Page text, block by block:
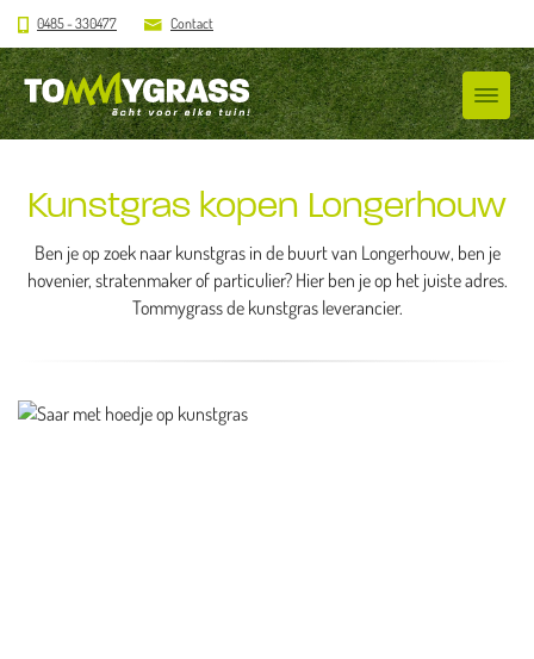
0485 - 330477 Contact
Kunstgras kopen Longerhouw
Ben je op zoek naar kunstgras in de buurt van Longerhouw, ben je
hovenier, stratenmaker of particulier? Hier ben je op het juiste adres.
Tommygrass de kunstgras leverancier.